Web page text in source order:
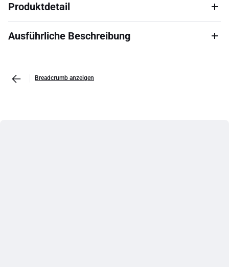
Produktdetail
Ausführliche Beschreibung
Breadcrumb anzeigen